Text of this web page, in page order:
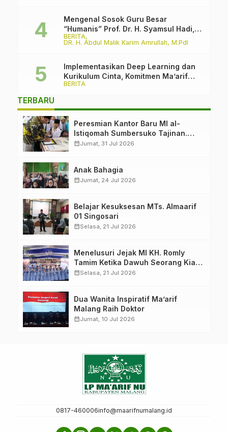
BERITA
DR. H. Abdul Malik Karim Amrullah, M.PdI
Mengenal Sosok Guru Besar
“Humanis” Prof. Dr. H. Syamsul Hadi,
M.Pd., M.Ed.
BERITA
Implementasikan Deep Learning dan
Kurikulum Cinta, Komitmen Ma’arif
PCNU Kabupaten Malang Melawan
TERBARU
Peresmian Kantor Baru MI al-
Istiqomah Sumbersuko Tajinan.
Ketua LP Ma’arif PCNU Malang
calendar_monthJumat, 31 Jul 2026
Anak Bahagia
calendar_monthJumat, 24 Jul 2026
Belajar Kesuksesan MTs. Almaarif
01 Singosari
calendar_monthSelasa, 21 Jul 2026
Menelusuri Jejak MI KH. Romly
Tamim Ketika Dawuh Seorang Kiai
Menjelma Menjadi Mercusuar
calendar_monthSelasa, 21 Jul 2026
Dua Wanita Inspiratif Ma’arif
Malang Raih Doktor
calendar_monthJumat, 10 Jul 2026
0817-460006info@maarifnumalang.id